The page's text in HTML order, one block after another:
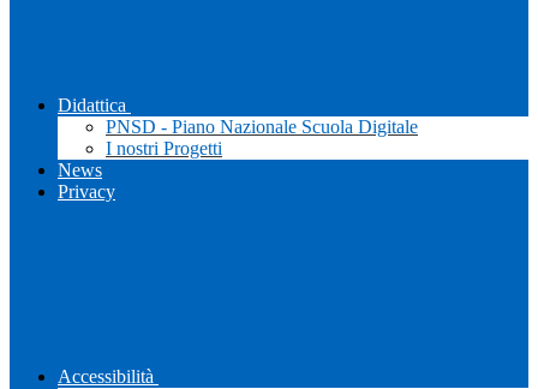
Didattica
PNSD - Piano Nazionale Scuola Digitale
I nostri Progetti
News
Privacy
Accessibilità